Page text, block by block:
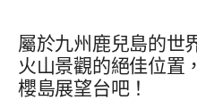
屬於九州鹿兒島的世
火山景觀的絕佳位置
櫻島展望台吧！